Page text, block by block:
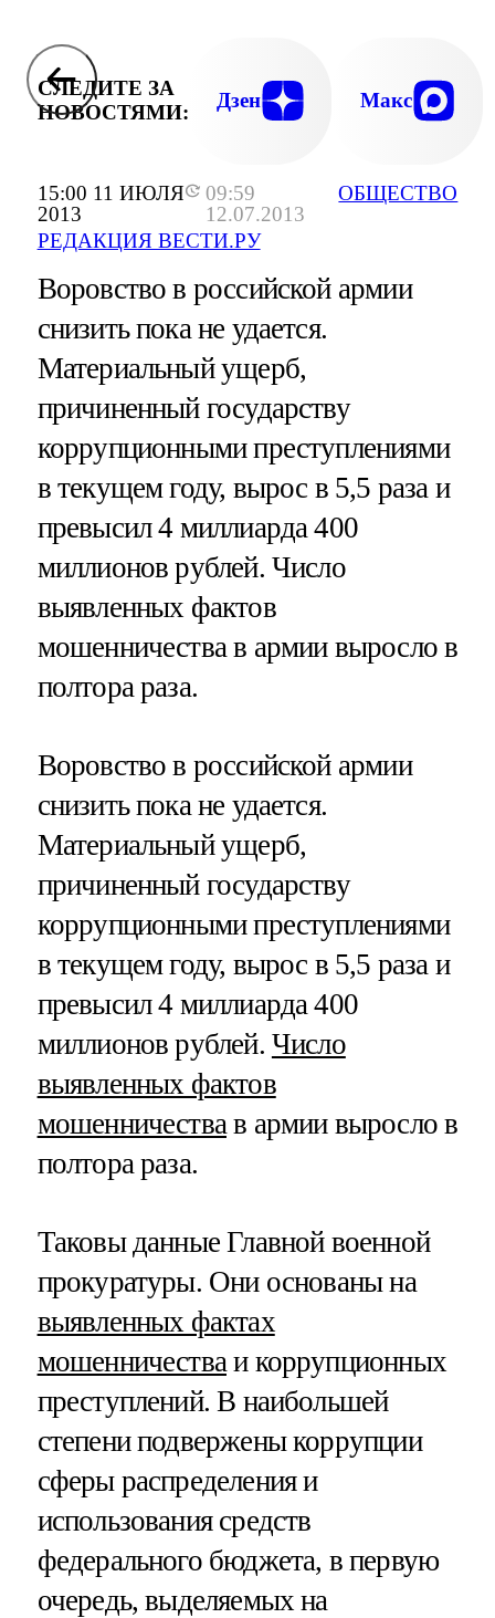
15:00 11 ИЮЛЯ
2013
09:59
12.07.2013
РЕДАКЦИЯ ВЕСТИ.РУ
ОБЩЕСТВО
СЛЕДИТЕ ЗА
НОВОСТЯМИ:
Дзен Макс
Воровство в российской армии
снизить пока не удается.
Материальный ущерб,
причиненный государству
коррупционными преступлениями
в текущем году, вырос в 5,5 раза и
превысил 4 миллиарда 400
миллионов рублей. Число
выявленных фактов
мошенничества в армии выросло в
полтора раза.
Воровство в российской армии
снизить пока не удается.
Материальный ущерб,
причиненный государству
коррупционными преступлениями
в текущем году, вырос в 5,5 раза и
превысил 4 миллиарда 400
миллионов рублей. Число
выявленных фактов
мошенничества в армии выросло в
полтора раза.
Таковы данные Главной военной
прокуратуры. Они основаны на
выявленных фактах
мошенничества и коррупционных
преступлений. В наибольшей
степени подвержены коррупции
сферы распределения и
использования средств
федерального бюджета, в первую
очередь, выделяемых на